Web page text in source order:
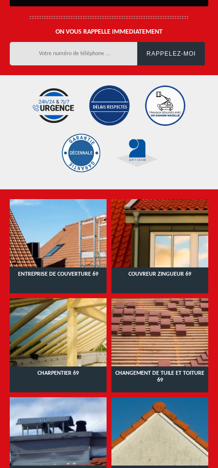
ON VOUS RAPPELLE IMMEDIATEMENT
ENTREPRISE DE COUVERTURE 69 COUVREUR ZINGUEUR 69
CHARPENTIER 69
CHANGEMENT DE TUILE ET TOITURE
69